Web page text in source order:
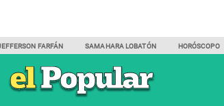
FARFÁN SAMAHARA LOBATÓN HORÓSCOPO